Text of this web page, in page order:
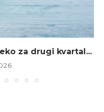
za drugi kvartal...